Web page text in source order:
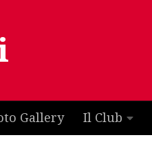
Gallery Il Club